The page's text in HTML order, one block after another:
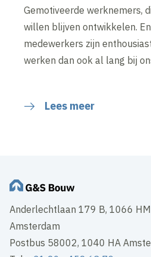
Gemotiveerde werknemers,
willen blijven ontwikkelen.
medewerkers zijn
werken dan ook al lang bij
Lees meer
Anderlechtlaan 179 B, 1066 HM
Amsterdam
Postbus 58002, 1040 HA